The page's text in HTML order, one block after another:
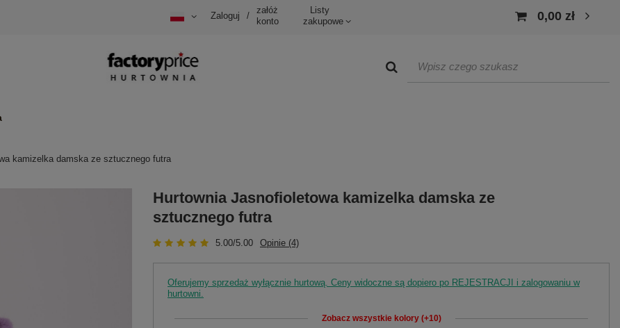
Zaloguj /
załóż
konto
Listy
zakupowe
0,00 zł
kamizelka damska ze sztucznego futra
Hurtownia Jasnofioletowa kamizelka damska ze
sztucznego futra
5.00/5.00 Opinie (4)
Oferujemy sprzedaż wyłącznie hurtową. Ceny widoczne są dopiero po REJESTRACJI i zalogowaniu w
hurtowni.
Zobacz wszystkie kolory (+10)